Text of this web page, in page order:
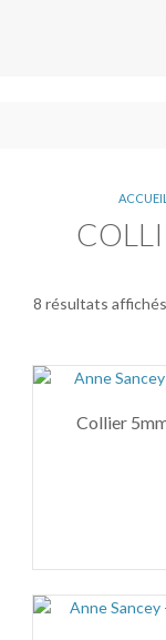
ACCUEIL
8 résultats affichés
Collier